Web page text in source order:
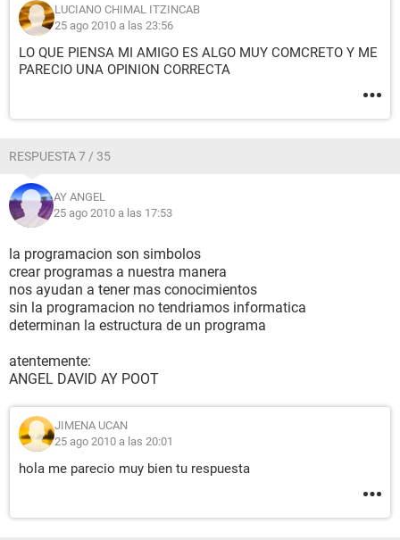
LUCIANO CHIMAL ITZINCAB
25 ago 2010 a las 23:56
LO QUE PIENSA MI AMIGO ES ALGO MUY COMCRETO Y ME
PARECIO UNA OPINION CORRECTA
RESPUESTA 7 / 35
AY ANGEL
25 ago 2010 a las 17:53
la programacion son simbolos
crear programas a nuestra manera
nos ayudan a tener mas conocimientos
sin la programacion no tendriamos informatica
determinan la estructura de un programa
atentemente:
ANGEL DAVID AY POOT
JIMENA UCAN
25 ago 2010 a las 20:01
hola me parecio muy bien tu respuesta